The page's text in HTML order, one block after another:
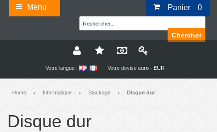
Menu Panier 0
Chercher
Votre langue : Votre devise euro - EUR
Home • Informatique • Stockage • Disque dur
Disque dur